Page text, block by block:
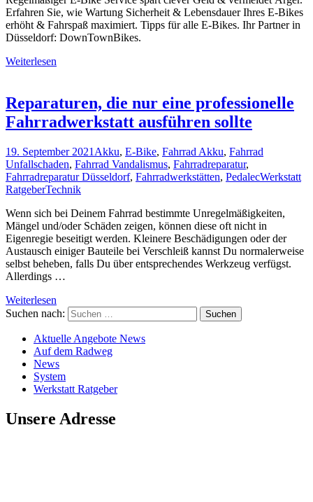
Erfahren Sie, wie Wartung Sicherheit & Lebensdauer Ihres E-Bikes
erhöht & Fahrspaß maximiert. Tipps für alle E-Bikes. Ihr Partner in
Düsseldorf: DownTownBikes.
Weiterlesen
Reparaturen, die nur eine professionelle
Fahrradwerkstatt ausführen sollte
19. September 2021 Akku, E-Bike, Fahrrad Akku, Fahrrad
Unfallschaden, Fahrrad Vandalismus, Fahrradreparatur,
Fahrradreparatur Düsseldorf, Fahrradwerkstätten, PedalecWerkstatt
RatgeberTechnik
Wenn sich bei Deinem Fahrrad bestimmte Unregelmäßigkeiten,
Mängel und/oder Schäden zeigen, können diese oft nicht in
Eigenregie beseitigt werden. Kleinere Beschädigungen oder der
Austausch einiger Bauteile bei Verschleiß kannst Du normalerweise
selbst beheben, falls Du über entsprechendes Werkzeug verfügst.
Allerdings …
Weiterlesen
Suchen nach:
Aktuelle Angebote News
Auf dem Radweg
News
System
Werkstatt Ratgeber
Unsere Adresse